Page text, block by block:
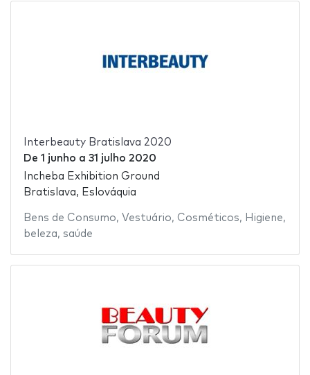
Interbeauty Bratislava 2020
De 1 junho a 31 julho 2020
Incheba Exhibition Ground
Bratislava, Eslováquia
Bens de Consumo, Vestuário, Cosméticos, Higiene,
beleza, saúde